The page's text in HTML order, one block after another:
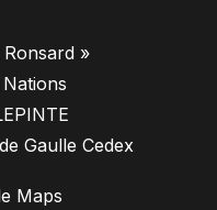
»
Gaulle Cedex
Maps